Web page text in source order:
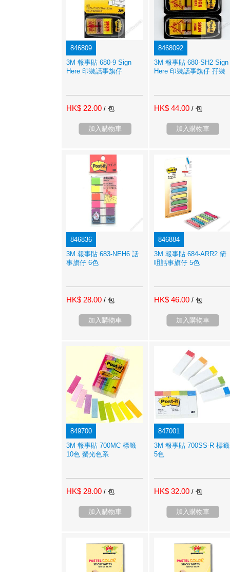
846809
3M 報事貼 680-9 Sign
Here 印裝話事旗仔
HK$ 22.00 / 包
加入購物車
8468092
3M 報事貼 680-SH2 Sign
Here 印裝話事旗仔 孖裝
HK$ 44.00 / 包
加入購物車
846836
3M 報事貼 683-NEH6 話
事旗仔 6色
HK$ 28.00 / 包
加入購物車
846884
3M 報事貼 684-ARR2 箭
咀話事旗仔 5色
HK$ 46.00 / 包
加入購物車
849700
3M 報事貼 700MC 標籤
10色 螢光色系
HK$ 28.00 / 包
加入購物車
847001
3M 報事貼 700SS-R 標籤
5色
HK$ 32.00 / 包
加入購物車